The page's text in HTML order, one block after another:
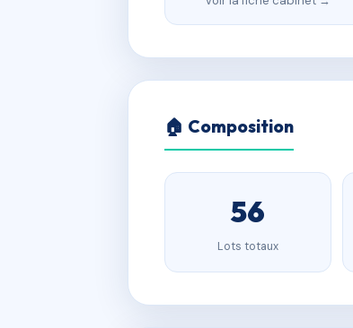
🏠 Composition
56
Lots totaux